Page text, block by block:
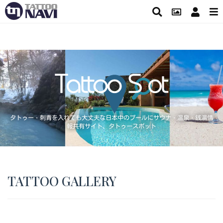
タトゥー・刺青を入れても大丈夫な日本中のプールにサウナ・温泉・銭湯情
報共有サイト、タトゥースポット
TATTOO GALLERY